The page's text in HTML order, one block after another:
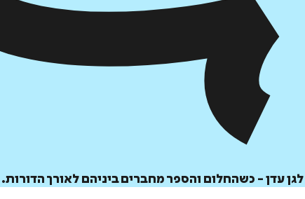
עדן - כשהחלום והספר מחברים ביניהם לאורך הדורות.